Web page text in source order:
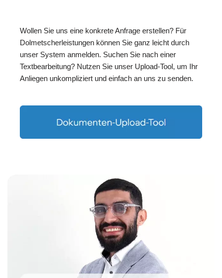
Wollen Sie uns eine konkrete Anfrage erstellen? Für
Dolmetscherleistungen können Sie ganz leicht durch
unser System anmelden. Suchen Sie nach einer
Textbearbeitung? Nutzen Sie unser Upload-Tool, um Ihr
Anliegen unkompliziert und einfach an uns zu senden.